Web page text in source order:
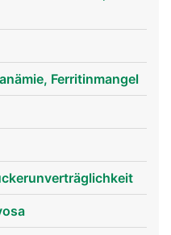
Ferritinmangel